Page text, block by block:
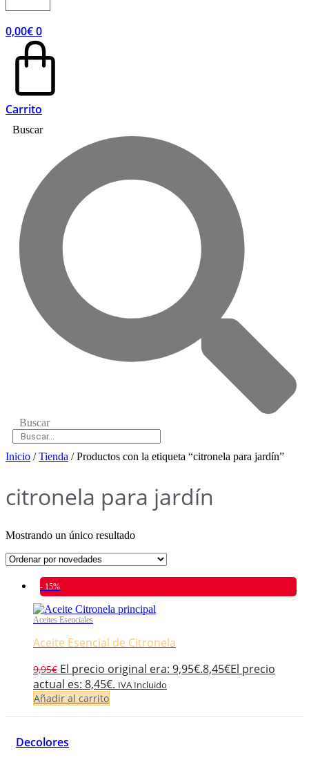
0,00€0
Carrito
Buscar
Buscar
Inicio /Tienda / Productos con la etiqueta “citronela para jardín”
citronela para jardín
Mostrando un único resultado
- 15%
Aceites Esenciales
Aceite Esencial de Citronela
9,95€ El precio original era: 9,95€.8,45€El precio
actual es: 8,45€. IVA Incluido
Añadir al carrito
Decolores